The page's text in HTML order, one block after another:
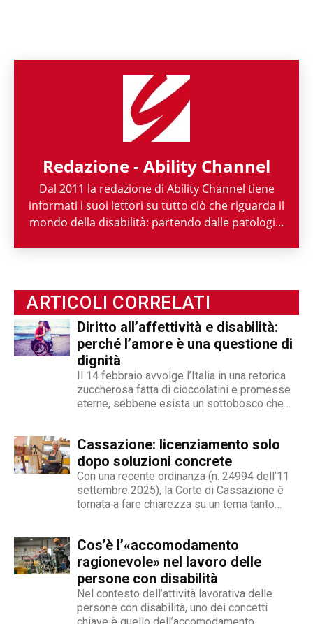
Redazione - Ability Channel
Dal 2011 la redazione di Ability Channel tiene
informati i suoi lettori su tutto ciò che riguarda il
mondo della disabilità: partendo dalle patologie,
l'approccio positivo alla disabilità, una risorsa
fondamentale della nostra società.
ARTICOLI CORRELATI
Diritto all’affettività e disabilità:
perché l’amore è una questione di
dignità
Il 14 febbraio avvolge l’Italia in una retorica
zuccherosa fatta di cioccolatini e promesse
eterne, sebbene esista un sottobosco che
un’opzione commerciale né un dato di di fatto,
ma...
Cassazione: licenziamento solo
dopo soluzioni concrete
Con una recente ordinanza (n. 24994 dell’11
settembre 2025), la Corte di Cassazione è
tornata a fare chiarezza su un tema tanto
che, a causa di una sopraggiunta disabilità,
non è più...
Cos’è l’«accomodamento
ragionevole» nel lavoro delle
persone con disabilità
Nel contesto dell’attività lavorativa delle
persone con disabilità, uno dei concetti